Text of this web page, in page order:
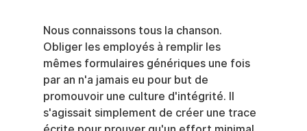
Nous connaissons tous la chanson.
Obliger les employés à remplir les
mêmes formulaires génériques une fois
par an n'a jamais eu pour but de
promouvoir une culture d'intégrité. Il
s'agissait simplement de créer une trace